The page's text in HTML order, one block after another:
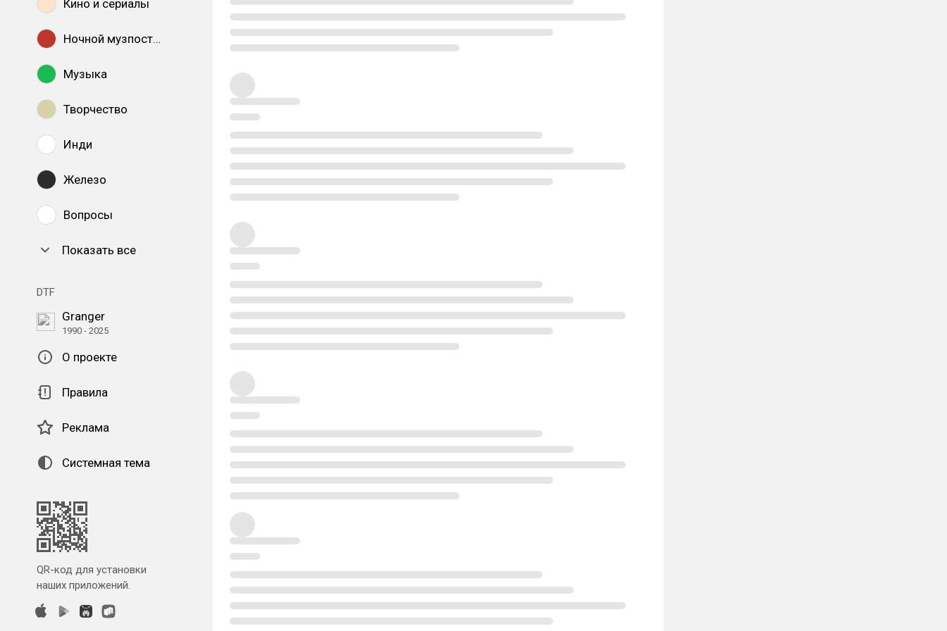
Кино и сериалы
Ночной музпостинг
Музыка
Творчество
Инди
Железо
Вопросы
Показать все
DTF
Granger
1990 - 2025
О проекте
Правила
Реклама
Системная тема
QR-код для установки
наших приложений.